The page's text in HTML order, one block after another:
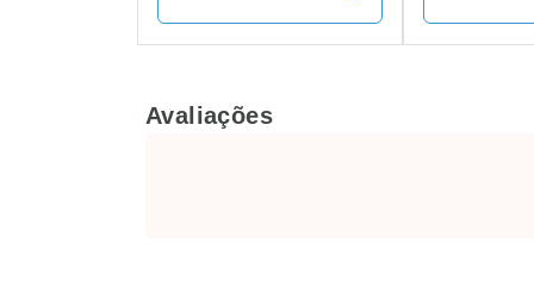
Laboratório
Por Menos
Avaliações